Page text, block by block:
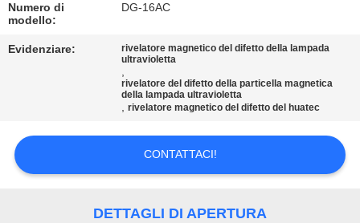
RICHIEDA
UNA
CITAZIONE
MAPPA
DEL
SITO
Numero di
modello:
DG-16AC
Evidenziare:
rivelatore magnetico del difetto della lampada
ultravioletta
,
rivelatore del difetto della particella magnetica
della lampada ultravioletta
,rivelatore magnetico del difetto del huatec
CONTATTACI!
DETTAGLI DI APERTURA